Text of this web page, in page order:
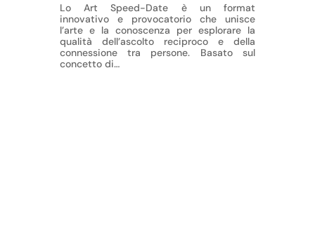
Lo Art Speed-Date è un format
innovativo e provocatorio che unisce
l’arte e la conoscenza per esplorare la
qualità dell’ascolto reciproco e della
connessione tra persone. Basato sul
concetto di…